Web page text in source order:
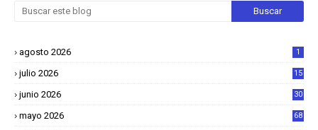
agosto 2026 1
julio 2026 15
junio 2026 30
mayo 2026 68